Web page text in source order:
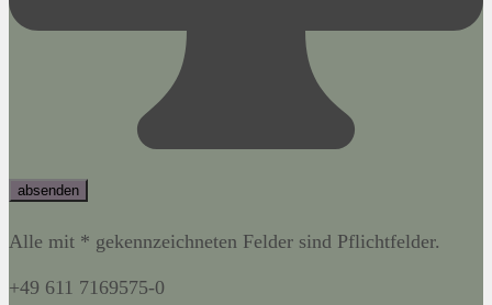
Alle mit * gekennzeichneten Felder sind Pflichtfelder.
+49 611 7169575-0